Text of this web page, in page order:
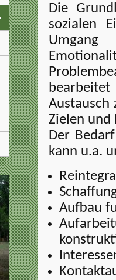
Die
sozialen
Umgang
bearbeitet
Austausch
Zielen und
Der
kann u.a.
Aufbau